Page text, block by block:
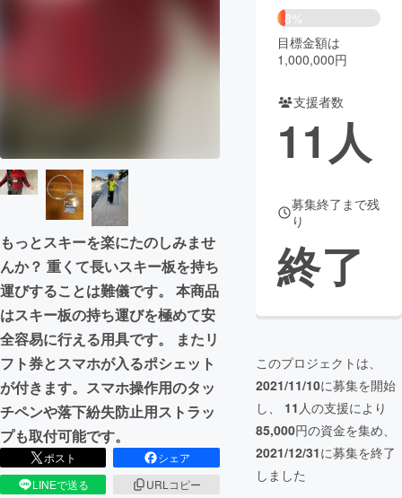
まちづくり・地域活性化
CAMPFIRE Creation
コミュニティ
もっとスキーを楽にたのしみませ
んか？ 重くて長いスキー板を持ち
運びすることは難儀です。 本商品
はスキー板の持ち運びを極めて安
全容易に行える用具です。 またリ
フト券とスマホが入るポシェット
が付きます。スマホ操作用のタッ
チペンや落下紛失防止用ストラッ
プも取付可能です。
ポスト
シェア
LINEで送る
URLコピー
8%
目標金額は
1,000,000円
支援者数
11 人
募集終了まで残
り
終了
このプロジェクトは、
2021/11/10に募集を開始
し、 11 人の支援により
85,000円の資金を集め、
2021/12/31に募集を終了
しました